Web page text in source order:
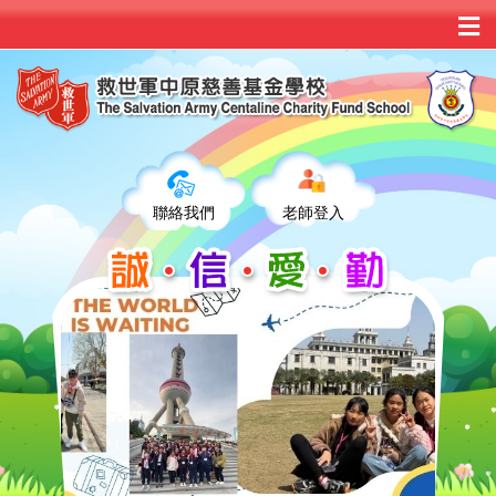
聯絡我們 老師登入